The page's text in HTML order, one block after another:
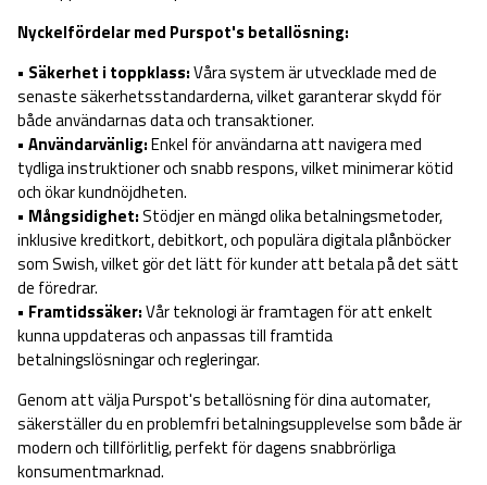
Nyckelfördelar med Purspot's betallösning:
• Säkerhet i toppklass:Våra system är utvecklade med de
senaste säkerhetsstandarderna, vilket garanterar skydd för
både användarnas data och transaktioner.
• Användarvänlig:Enkel för användarna att navigera med
tydliga instruktioner och snabb respons, vilket minimerar kötid
och ökar kundnöjdheten.
• Mångsidighet:Stödjer en mängd olika betalningsmetoder,
inklusive kreditkort, debitkort, och populära digitala plånböcker
som Swish, vilket gör det lätt för kunder att betala på det sätt
de föredrar.
• Framtidssäker:Vår teknologi är framtagen för att enkelt
kunna uppdateras och anpassas till framtida
betalningslösningar och regleringar.
Genom att välja Purspot's betallösning för dina automater,
säkerställer du en problemfri betalningsupplevelse som både är
modern och tillförlitlig, perfekt för dagens snabbrörliga
konsumentmarknad.